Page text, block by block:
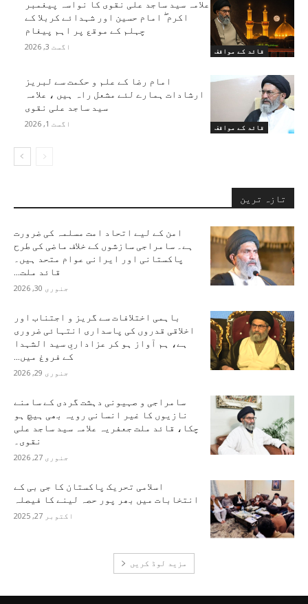
قائد کے مواقف
علامہ سید ساجد علی نقوی کا نواسہ پیغمبر
اکرم ۖ امام حسین اور شہدائے کربلا کے
چہلم کے موقع پر اہم پیغام
اگست 3, 2026
قائد کے مواقف
امام رضا کے علم و حکمت سے لبریز
ارشادات ہمارے لئے مشعل راہ ہیں ، علامہ
سید ساجد علی نقوی
اگست 1, 2026
تازہ ترین
امن کے لیے اتحاد امت مسلمہ کی ضرورت
ہے۔ سامراجی سازشوں کے خلاف ماضی کی طرح
پاکستانی اور ایرانی عوام متحد ہیں۔
قائد ملت...
جنوری 30, 2026
باہمی اختلافات سے گریز و اجتناب اور
اخلاقی قدروں کی پاسداری انتہائی ضروری
ہے، ہم آواز ہو کر عزاداریِ سید الشہدا
کے فروغ میں...
جنوری 29, 2026
سامراجی و صہیونی دہشت گردی کے سامنے
نازیوں کا غیر انسانی رویہ بھی ہیچ ہو
چکا، قائد ملت جعفریہ علامہ سید ساجد علی
نقوی۔
جنوری 27, 2026
اسلامی تحریک پاکستان کا جی بی کے
انتخابات میں بھر پور حصہ لینے کا فیصلہ
اکتوبر 27, 2025
مزید لوڈ کریں